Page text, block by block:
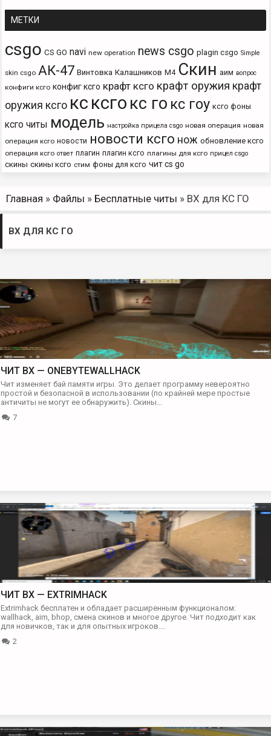
МЕТКИ
csgo CS GO navi new operation news csgo plagin csgo Simple
skin csgo АК-47 Винтовка Калашников М4 Скин аим вопрос
конфиги ксго конфиг ксго крафт ксго крафт оружия крафт
оружия ксго кс ксго кс го кс гоу ксго фоны
ксго читы модель настройка прицела csgo новая операция новая
операция ксго новости новости ксго нож обновление ксго
операция ксго ответ плагин плагин ксго плагины для ксго прицел csgo
скины скины ксго стим фоны для ксго чит cs go
Главная » Файлы » Бесплатные читы » ВХ для КС ГО
ВХ ДЛЯ КС ГО
ЧИТ BX — ONEBYTEWALLHACK
Чит изменяет бай памяти игры. Это делает программу невероятно
простой и безопасной в использовании (по крайней мере простые
античиты не могут ее обнаружить). Скины…
7
ЧИТ BX — EXTRIMHACK
Extrimhack бесплатен и обладает расширенным функционалом:
wallhack, aim, bhop, смена скинов и многое другое. Чит подходит как
для новичков, так и для опытных игроков.…
2